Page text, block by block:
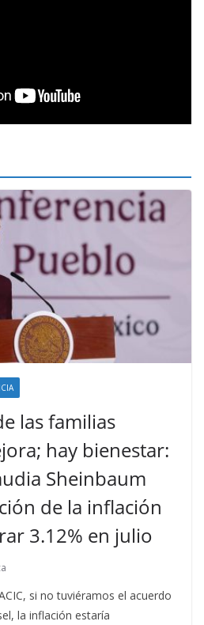
las familias
hay bienestar:
Sheinbaum
de la inflación
3.12% en julio
si no tuviéramos el acuerdo
la inflación estaría